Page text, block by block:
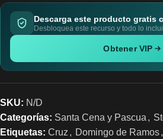
Descarga este producto gratis
Desbloquea este recurso y todo lo
Obtener VIP
SKU: N/D
Categorías: Santa Cena y Pascua ,
Etiquetas: Cruz , Domingo de Ramos,